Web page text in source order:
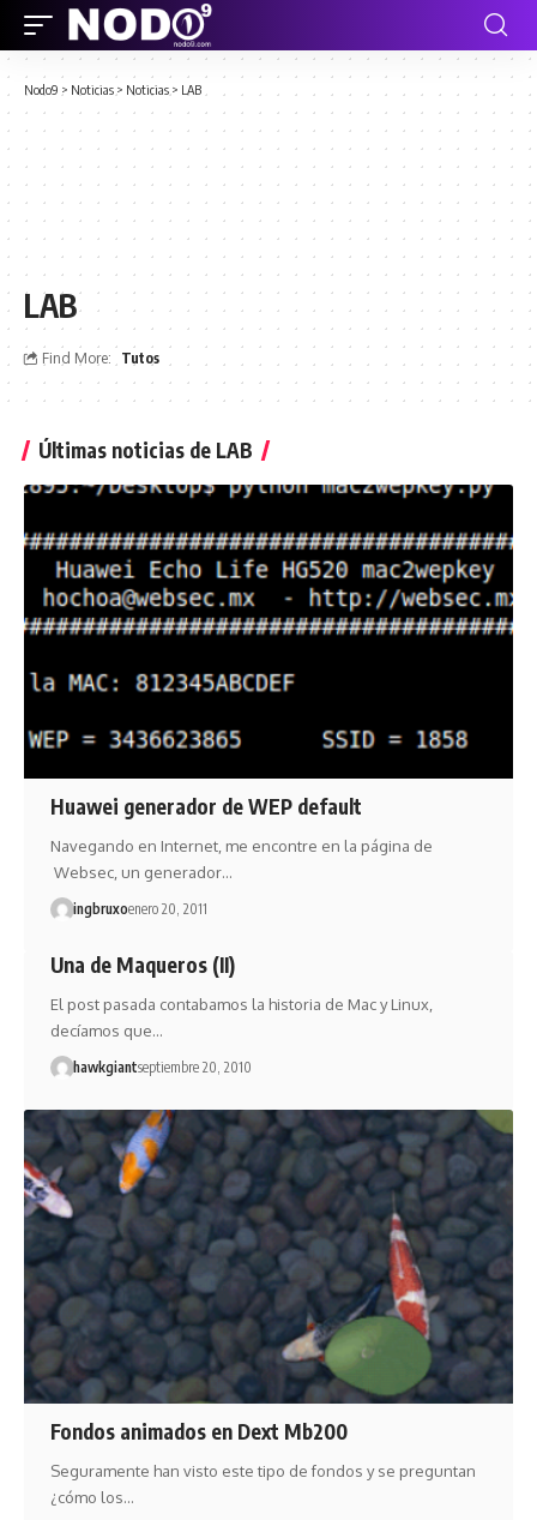
Nodo9 > Noticias > Noticias > LAB
LAB
Find More: Tutos
Últimas noticias de LAB
Huawei generador de WEP default
Navegando en Internet, me encontre en la página de
Websec, un generador…
ingbruxoenero 20, 2011
Una de Maqueros (II)
El post pasada contabamos la historia de Mac y Linux,
decíamos que…
hawkgiantseptiembre 20, 2010
Fondos animados en Dext Mb200
Seguramente han visto este tipo de fondos y se preguntan
¿cómo los…